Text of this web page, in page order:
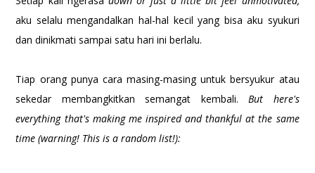
aku selalu mengandalkan hal-hal kecil yang bisa aku syukuri
dan dinikmati sampai satu hari ini berlalu.
Tiap orang punya cara masing-masing untuk bersyukur atau
sekedar membangkitkan semangat kembali.But here's
everything that's making me inspired and thankful at the same
time (warning! This is a random list!):